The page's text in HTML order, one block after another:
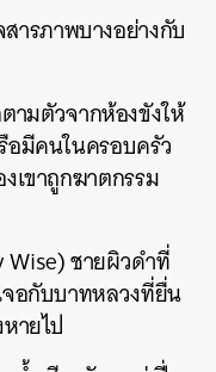
ารภาพบางอย่างกับ
ามตัวจากห้องขังให้
มีคนในครอบครัว
เขาถูกฆาตกรรม
Wise) ชายผิวดำที่
อกับบาทหลวงที่ยื่น
ายไป